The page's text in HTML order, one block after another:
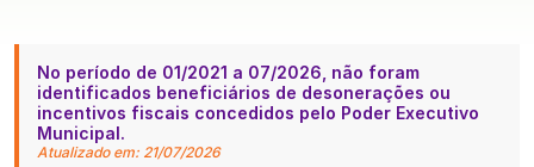
No período de 01/2021 a 07/2026, não foram
identificados beneficiários de desonerações ou
incentivos fiscais concedidos pelo Poder Executivo
Municipal.
Atualizado em: 21/07/2026